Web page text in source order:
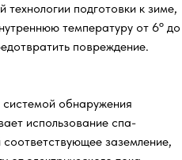
подготовки к зиме,
температуру от 6º до
повреждение.
обнаружения
использование спа-
заземление,